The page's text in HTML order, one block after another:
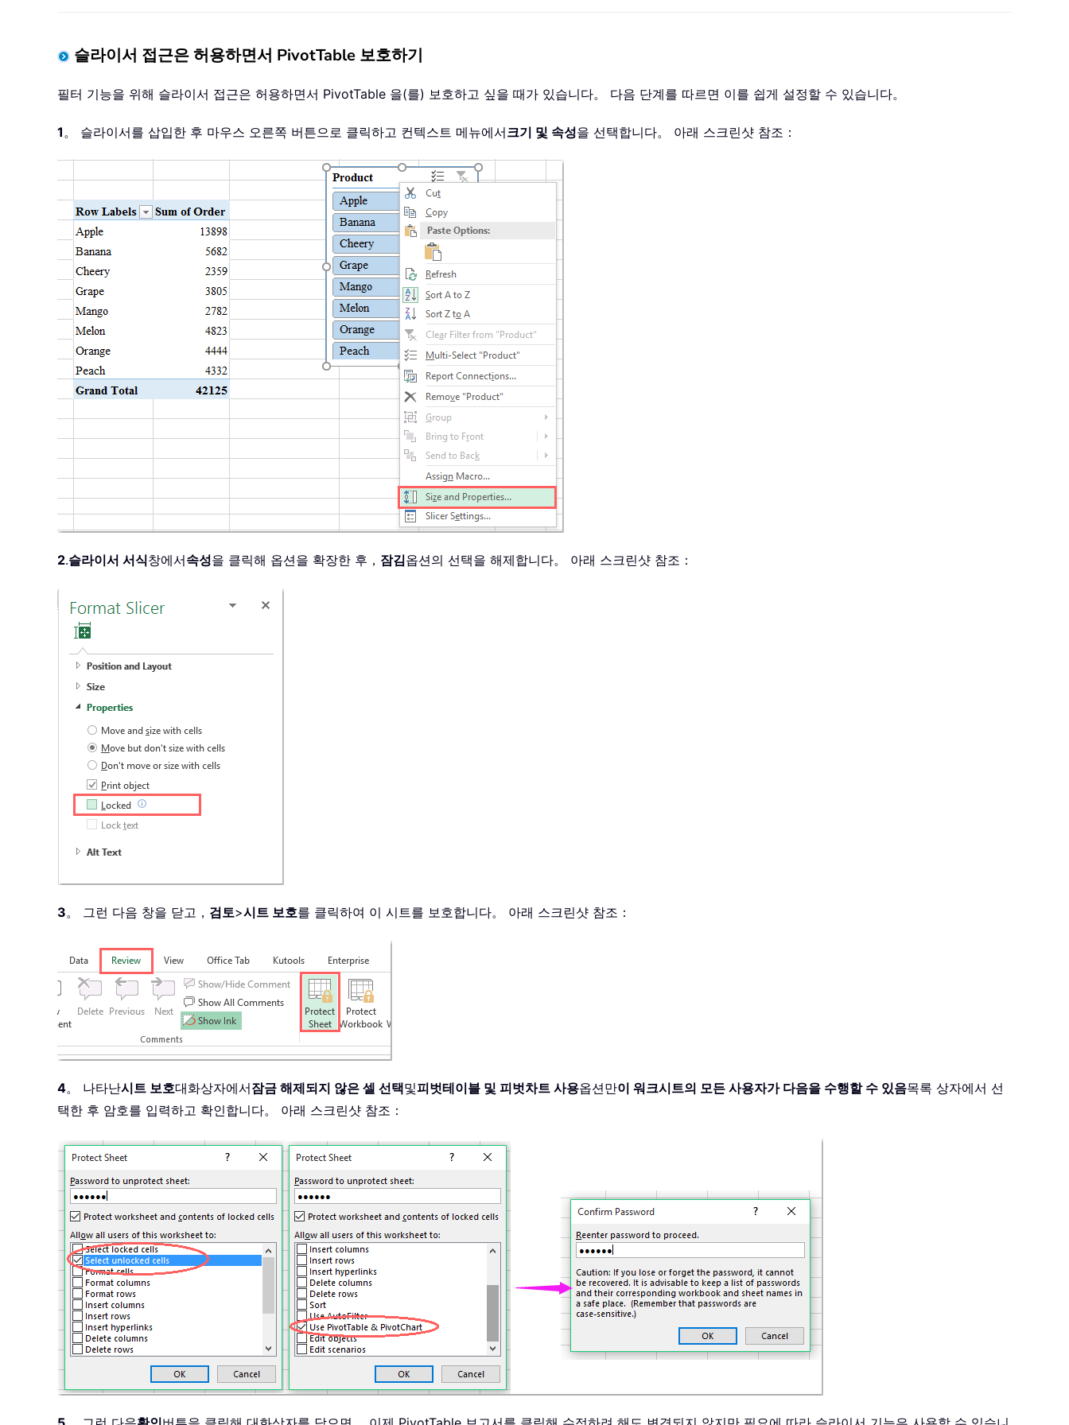
슬라이서 접근은 허용하면서 PivotTable 보호하기
필터 기능을 위해 슬라이서 접근은 허용하면서 PivotTable 을(를) 보호하고 싶을 때가 있습니다。 다음 단계를 따르면 이를 쉽게 설정할 수 있습니다。
1。 슬라이서를 삽입한 후 마우스 오른쪽 버튼으로 클릭하고 컨텍스트 메뉴에서크기 및 속성을 선택합니다。 아래 스크린샷 참조：
2.슬라이서 서식창에서속성을 클릭해 옵션을 확장한 후， 잠김옵션의 선택을 해제합니다。 아래 스크린샷 참조：
3。 그런 다음 창을 닫고， 검토>시트 보호를 클릭하여 이 시트를 보호합니다。 아래 스크린샷 참조：
4。 나타난시트 보호대화상자에서잠금 해제되지 않은 셀 선택및피벗테이블 및 피벗차트 사용옵션만이 워크시트의 모든 사용자가 다음을 수행할 수 있음목록 상자에서 선
택한 후 암호를 입력하고 확인합니다。 아래 스크린샷 참조：